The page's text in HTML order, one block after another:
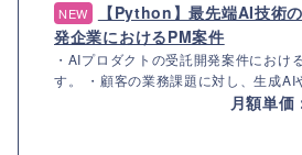
NEW
【Python】最先端AI技術
発企業におけるPM案件
・AIプロダクトの受託開発案件におけ
す。 ・顧客の業務課題に対し、生成AI
月額単価